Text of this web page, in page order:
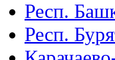
Респ.
Респ.